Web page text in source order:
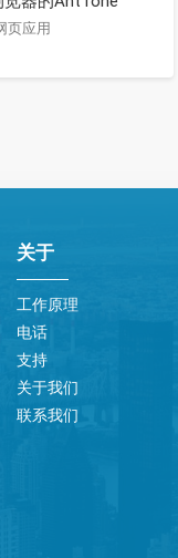
页应用
关于
工作原理
电话
支持
关于我们
联系我们